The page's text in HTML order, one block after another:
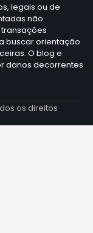
legais ou de
não
buscar orientação
O blog e
danos decorrentes
os direitos